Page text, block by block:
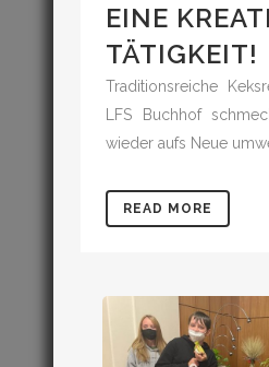
EINE
TÄTIGKEIT!
Traditionsreiche
LFS Buchhof
wieder aufs Neue
READ MORE